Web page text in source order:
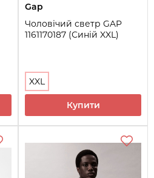
Gap
Чоловічий светр GAP
1161170187 (Синій XXL)
XXL
Купити